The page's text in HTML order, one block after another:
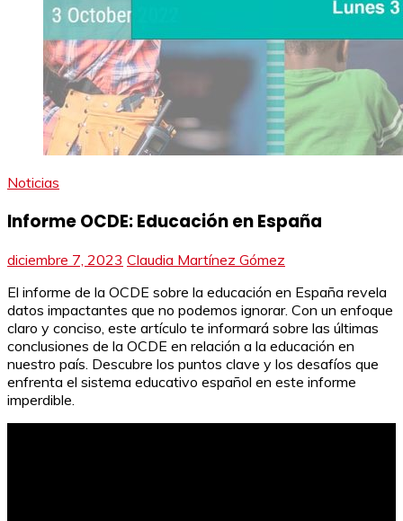
Noticias
Informe OCDE: Educación en España
diciembre 7, 2023 Claudia Martínez Gómez
El informe de la OCDE sobre la educación en España revela
datos impactantes que no podemos ignorar. Con un enfoque
claro y conciso, este artículo te informará sobre las últimas
conclusiones de la OCDE en relación a la educación en
nuestro país. Descubre los puntos clave y los desafíos que
enfrenta el sistema educativo español en este informe
imperdible.